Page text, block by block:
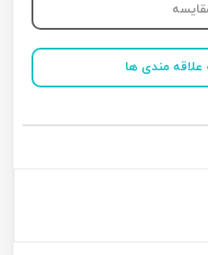
علاقه مندی ها